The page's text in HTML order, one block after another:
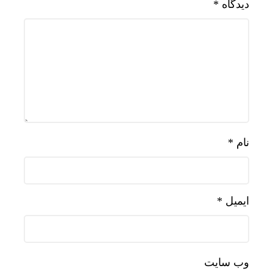
دیدگاه *
نام *
ایمیل *
وب‌ سایت